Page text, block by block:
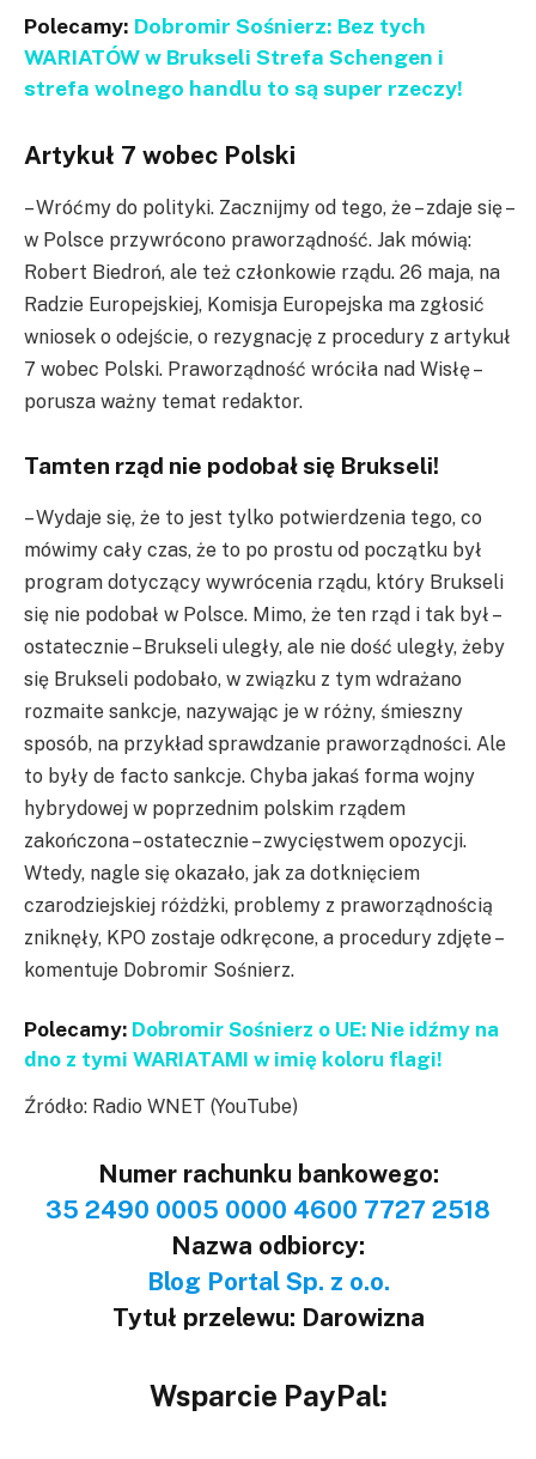
Polecamy: Dobromir Sośnierz: Bez tych
WARIATÓW w Brukseli Strefa Schengen i
strefa wolnego handlu to są super rzeczy!
Artykuł 7 wobec Polski
– Wróćmy do polityki. Zacznijmy od tego, że – zdaje się –
w Polsce przywrócono praworządność. Jak mówią:
Robert Biedroń, ale też członkowie rządu. 26 maja, na
Radzie Europejskiej, Komisja Europejska ma zgłosić
wniosek o odejście, o rezygnację z procedury z artykuł
7 wobec Polski. Praworządność wróciła nad Wisłę –
porusza ważny temat redaktor.
Tamten rząd nie podobał się Brukseli!
– Wydaje się, że to jest tylko potwierdzenia tego, co
mówimy cały czas, że to po prostu od początku był
program dotyczący wywrócenia rządu, który Brukseli
się nie podobał w Polsce. Mimo, że ten rząd i tak był –
ostatecznie – Brukseli uległy, ale nie dość uległy, żeby
się Brukseli podobało, w związku z tym wdrażano
rozmaite sankcje, nazywając je w różny, śmieszny
sposób, na przykład sprawdzanie praworządności. Ale
to były de facto sankcje. Chyba jakaś forma wojny
hybrydowej w poprzednim polskim rządem
zakończona – ostatecznie – zwycięstwem opozycji.
Wtedy, nagle się okazało, jak za dotknięciem
czarodziejskiej różdżki, problemy z praworządnością
zniknęły, KPO zostaje odkręcone, a procedury zdjęte –
komentuje Dobromir Sośnierz.
Polecamy: Dobromir Sośnierz o UE: Nie idźmy na
dno z tymi WARIATAMI w imię koloru flagi!
Źródło: Radio WNET (YouTube)
Numer rachunku bankowego:
35 2490 0005 0000 4600 7727 2518
Nazwa odbiorcy:
Blog Portal Sp. z o.o.
Tytuł przelewu: Darowizna
Wsparcie PayPal: